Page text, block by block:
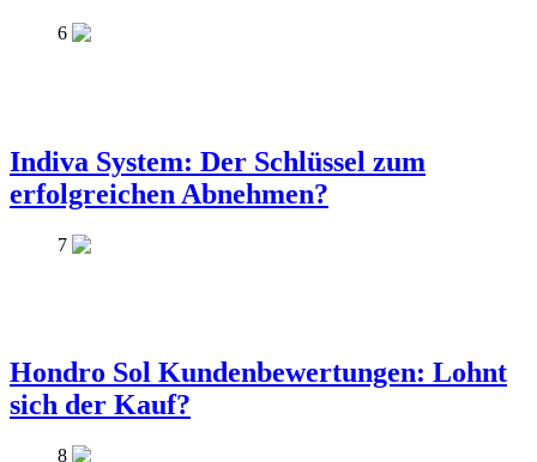
6
Indiva System: Der Schlüssel zum
erfolgreichen Abnehmen?
7
Hondro Sol Kundenbewertungen: Lohnt
sich der Kauf?
8